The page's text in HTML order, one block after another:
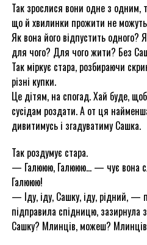
Так зрослися вони одне з одним,
що й хвилинки прожити не можуть
Як вона його відпустить
для чого? Для чого жити? Без
Так міркує стара, розбираючи
різні купки.
Це дітям, на спогад. Хай буде,
сусідам роздати. А от ця
дивитимусь і згадуватиму Сашка.
Так роздумує стара.
— Галююю, Галююю… — чує вона
Галююю!
— Іду, іду, Сашку, іду, рідний, —
підправила спідницю, зазирнула
Сашку? Млинців, можеш?